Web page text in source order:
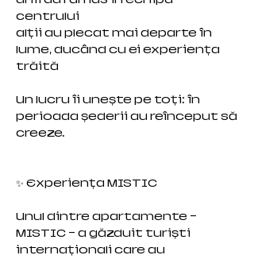
centrului
alții au plecat mai departe în
lume, ducând cu ei experiența
trăită
Un lucru îi unește pe toți: în
perioada șederii au reînceput să
creeze.
✨ Experiența MISTIC
Unul dintre apartamente —
MISTIC — a găzduit turiști
internaționali care au